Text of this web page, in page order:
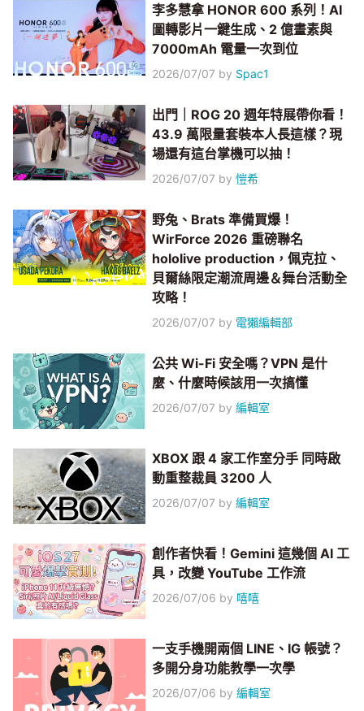
李多慧拿 HONOR 600 系列！AI
圖轉影片一鍵生成、2 億畫素與
7000mAh 電量一次到位
2026/07/07 by Spac1
出門｜ROG 20 週年特展帶你看！
43.9 萬限量套裝本人長這樣？現
場還有這台掌機可以抽！
2026/07/07 by愷希
野兔、Brats 準備買爆！
WirForce 2026 重磅聯名
hololive production，佩克拉、
貝爾絲限定潮流周邊＆舞台活動全
攻略！
2026/07/07 by 電獺編輯部
公共 Wi-Fi 安全嗎？VPN 是什
麼、什麼時候該用一次搞懂
2026/07/07 by編輯室
XBOX 跟 4 家工作室分手 同時啟
動重整裁員 3200 人
2026/07/07 by編輯室
創作者快看！Gemini 這幾個 AI 工
具，改變 YouTube 工作流
2026/07/06 by 嘻嘻
一支手機開兩個 LINE、IG 帳號？
多開分身功能教學一次學
2026/07/06 by編輯室